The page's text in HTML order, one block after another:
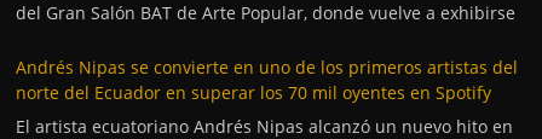
del Gran Salón BAT de Arte Popular, donde vuelve a exhibirse
Andrés Nipas se convierte en uno de los primeros artistas del
norte del Ecuador en superar los 70 mil oyentes en Spotify
El artista ecuatoriano Andrés Nipas alcanzó un nuevo hito en